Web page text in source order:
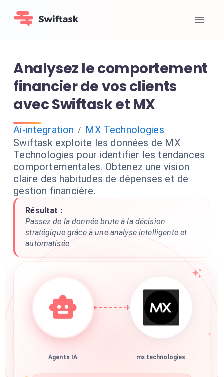
Analysez le comportement
financier de vos clients
avec Swiftask et MX
Ai-integration / MX Technologies
Swiftask exploite les données de MX
Technologies pour identifier les tendances
comportementales. Obtenez une vision
claire des habitudes de dépenses et de
gestion financière.
Résultat :
Passez de la donnée brute à la décision
stratégique grâce à une analyse intelligente et
automatisée.
Agents IA mx technologies